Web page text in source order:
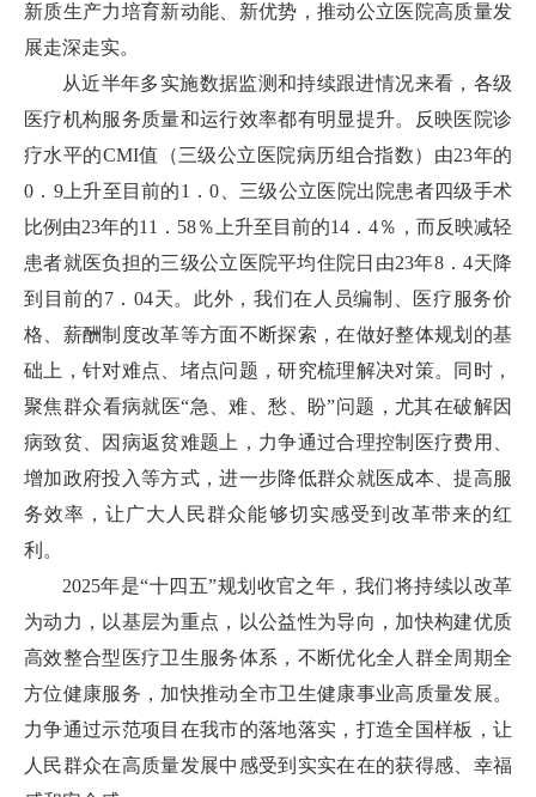
新质生产力培育新动能、新优势，推动公立医院高质量发
展走深走实。
从近半年多实施数据监测和持续跟进情况来看，各级
医疗机构服务质量和运行效率都有明显提升。反映医院诊
疗水平的CMI值（三级公立医院病历组合指数）由23年的
0．9上升至目前的1．0、三级公立医院出院患者四级手术
比例由23年的11．58％上升至目前的14．4％，而反映减轻
患者就医负担的三级公立医院平均住院日由23年8．4天降
到目前的7．04天。此外，我们在人员编制、医疗服务价
格、薪酬制度改革等方面不断探索，在做好整体规划的基
础上，针对难点、堵点问题，研究梳理解决对策。同时，
聚焦群众看病就医“急、难、愁、盼”问题，尤其在破解因
病致贫、因病返贫难题上，力争通过合理控制医疗费用、
增加政府投入等方式，进一步降低群众就医成本、提高服
务效率，让广大人民群众能够切实感受到改革带来的红
利。
2025年是“十四五”规划收官之年，我们将持续以改革
为动力，以基层为重点，以公益性为导向，加快构建优质
高效整合型医疗卫生服务体系，不断优化全人群全周期全
方位健康服务，加快推动全市卫生健康事业高质量发展。
力争通过示范项目在我市的落地落实，打造全国样板，让
人民群众在高质量发展中感受到实实在在的获得感、幸福